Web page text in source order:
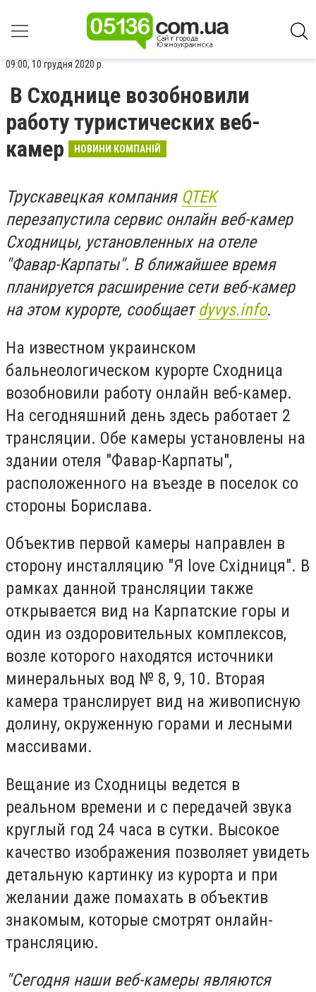
09:00, 10 грудня 2020 р.
В Сходнице возобновили
работу туристических веб-
камер
НОВИНИ КОМПАНІЙ
Трускавецкая компания QTEK
перезапустила сервис онлайн веб-камер
Сходницы, установленных на отеле
"Фавар-Карпаты". В ближайшее время
планируется расширение сети веб-камер
на этом курорте, сообщаетdyvys.info.
На известном украинском
бальнеологическом курорте Сходница
возобновили работу онлайн веб-камер.
На сегодняшний день здесь работает 2
трансляции. Обе камеры установлены на
здании отеля "Фавар-Карпаты",
расположенного на въезде в поселок со
стороны Борислава.
Объектив первой камеры направлен в
сторону инсталляцию "Я love Східниця". В
рамках данной трансляции также
открывается вид на Карпатские горы и
один из оздоровительных комплексов,
возле которого находятся источники
минеральных вод № 8, 9, 10. Вторая
камера транслирует вид на живописную
долину, окруженную горами и лесными
массивами.
Вещание из Сходницы ведется в
реальном времени и с передачей звука
круглый год 24 часа в сутки. Высокое
качество изображения позволяет увидеть
детальную картинку из курорта и при
желании даже помахать в объектив
знакомым, которые смотрят онлайн-
трансляцию.
"Сегодня наши веб-камеры являются